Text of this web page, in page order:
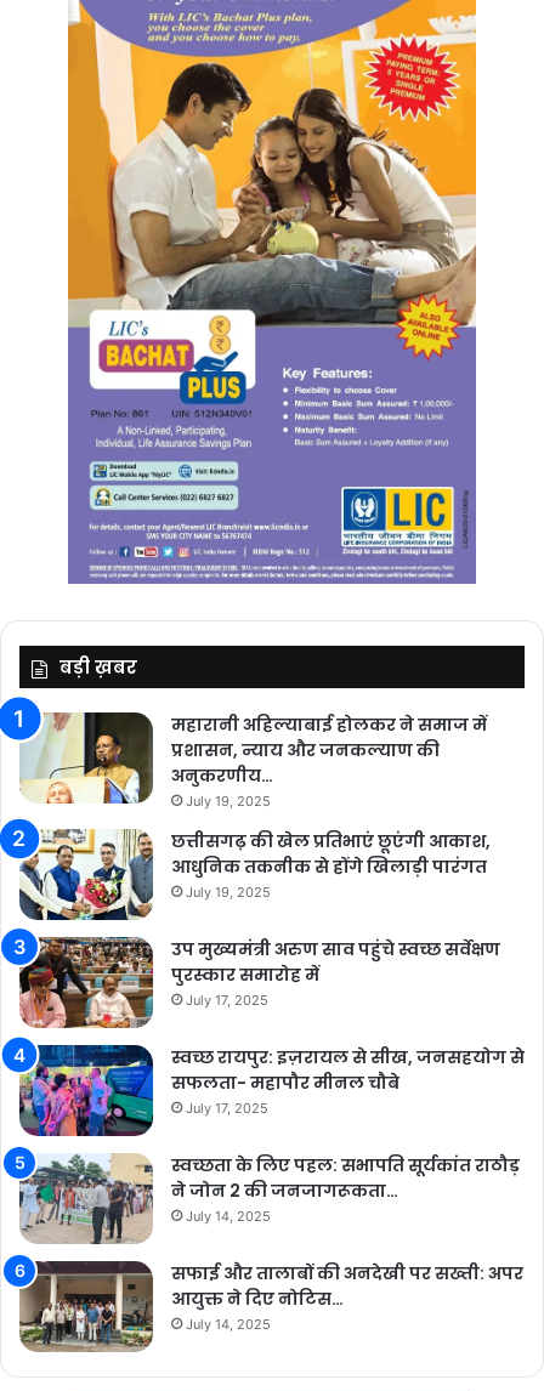
बड़ी ख़बर
महारानी अहिल्याबाई होलकर ने समाज में
प्रशासन, न्याय और जनकल्याण की
अनुकरणीय…
July 19, 2025
छत्तीसगढ़ की खेल प्रतिभाएं छूएंगी आकाश,
आधुनिक तकनीक से होंगे खिलाड़ी पारंगत
July 19, 2025
उप मुख्यमंत्री अरुण साव पहुंचे स्वच्छ सर्वेक्षण
पुरस्कार समारोह में
July 17, 2025
स्वच्छ रायपुर: इज़रायल से सीख, जनसहयोग से
सफलता- महापौर मीनल चौबे
July 17, 2025
स्वच्छता के लिए पहल: सभापति सूर्यकांत राठौड़
ने जोन 2 की जनजागरूकता…
July 14, 2025
सफाई और तालाबों की अनदेखी पर सख्ती: अपर
आयुक्त ने दिए नोटिस…
July 14, 2025